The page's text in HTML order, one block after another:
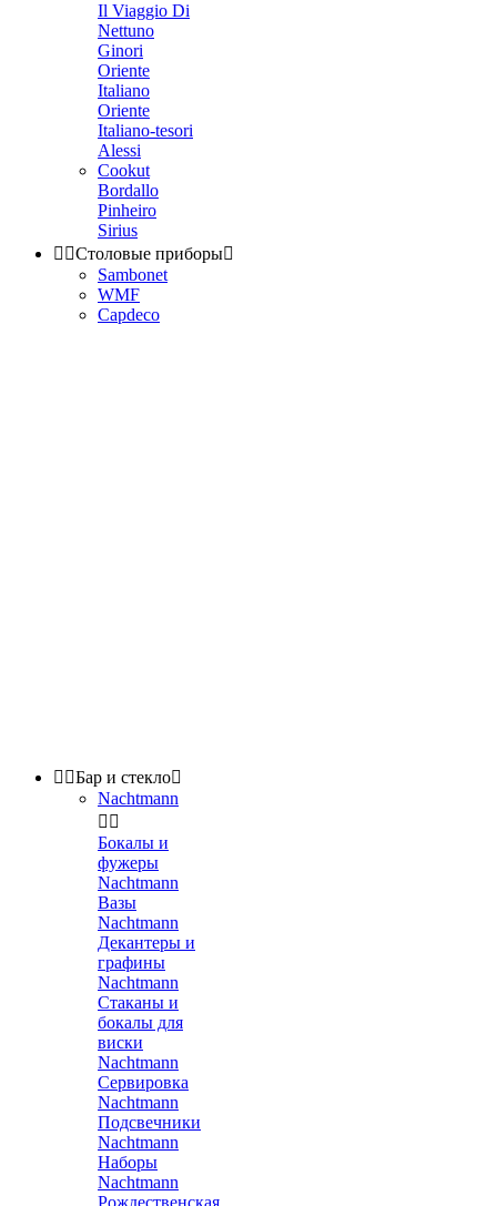
Il Viaggio Di
Nettuno
Ginori
Oriente
Italiano
Oriente
Italiano-tesori
Alessi
Cookut
Bordallo
Pinheiro
Sirius
 Столовые приборы
Sambonet
WMF
Capdeco
 Бар и стекло
Nachtmann
 
Бокалы и
фужеры
Nachtmann
Вазы
Nachtmann
Декантеры и
графины
Nachtmann
Стаканы и
бокалы для
виски
Nachtmann
Сервировка
Nachtmann
Подсвечники
Nachtmann
Наборы
Nachtmann
Рождественская